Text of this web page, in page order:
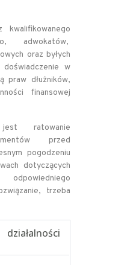
adwokatów,
oraz byłych
w
praw dłużników,
finansowej
ratowanie
przed
pogodzeniu
dotyczących
odpowiedniego
trzeba